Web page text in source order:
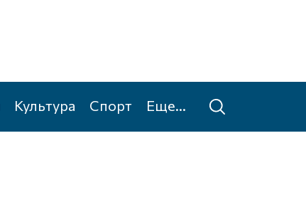
Культура Спорт Еще...